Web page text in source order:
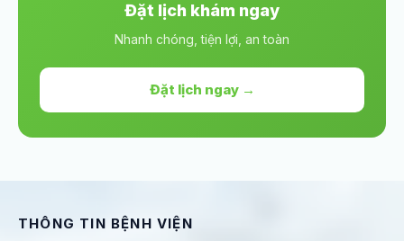
Đặt lịch khám ngay
Nhanh chóng, tiện lợi, an toàn
Đặt lịch ngay →
THÔNG TIN BỆNH VIỆN